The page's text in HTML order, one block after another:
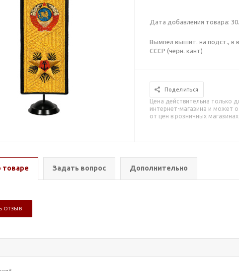
Дата добавления товара:
Вымпел вышит. на подст., в
СССР (черн. кант)
Поделиться
Цена действительна только
интернет-магазина и может
от цен в розничных магазинах
Задать вопрос Дополнительно
ОТЗЫВ